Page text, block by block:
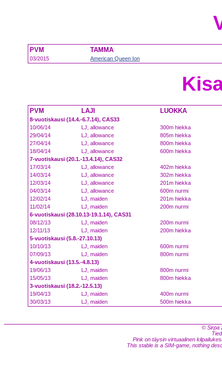
PVM TAMMA
03/2015 American Queen Ion
PVM LAJI LUOKKA
8-vuotiskausi (14.4.-6.7.14), CAS33
10/06/14
LJ, allowance
300m hiekka
29/04/14
LJ, allowance
805m hiekka
27/04/14
LJ, allowance
800m hiekka
18/04/14
LJ, allowance
600m hiekka
7-vuotiskausi (20.1.-13.4.14), CAS32
17/03/14
LJ, allowance
402m hiekka
14/03/14
LJ, allowance
302m hiekka
12/03/14
LJ, allowance
201m hiekka
04/03/14
LJ, allowance
600m nurmi
12/02/14
LJ, maiden
201m hiekka
11/02/14
LJ, maiden
200m nurmi
6-vuotiskausi (28.10.13-19.1.14), CAS31
08/12/13
LJ, maiden
200m nurmi
12/11/13
LJ, maiden
200m hiekka
5-vuotiskausi (5.8.-27.10.13)
10/10/13
LJ, maiden
600m nurmi
07/09/13
LJ, maiden
800m nurmi
4-vuotiskausi (13.5.-4.8.13)
19/06/13
LJ, maiden
800m nurmi
15/05/13
LJ, maiden
800m hiekka
3-vuotiskausi (18.2.-12.5.13)
19/04/13
LJ, maiden
400m nurmi
30/03/13
LJ, maiden 500m hiekka
© Sirpa
Pink on täysin virtuaalinen
This stable is a SIM-game, nothing